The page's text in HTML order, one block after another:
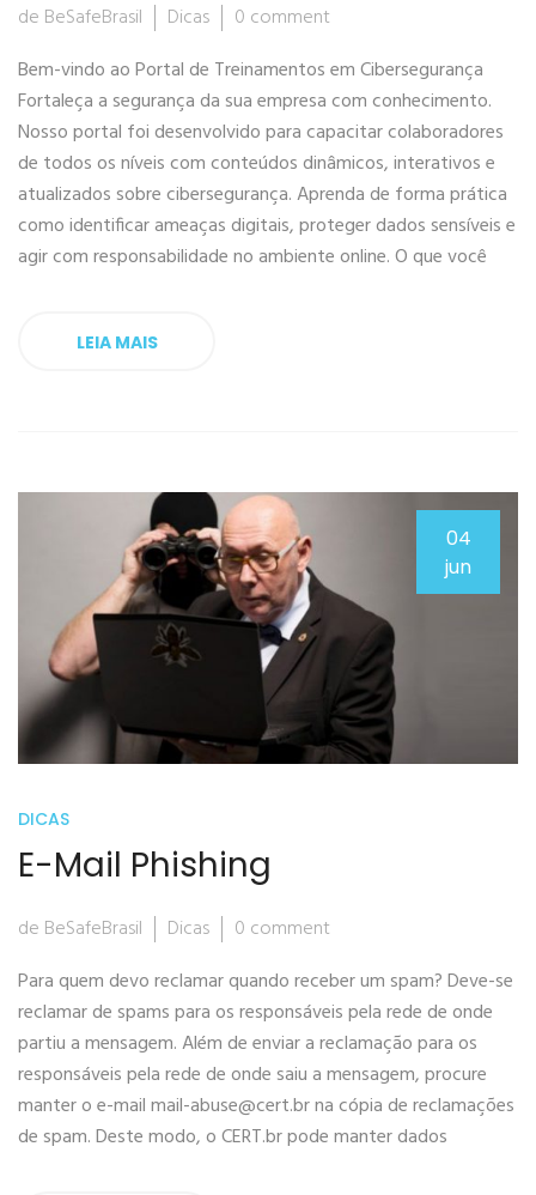
de BeSafeBrasil Dicas
0 comment
Bem-vindo ao Portal de Treinamentos em Cibersegurança
Fortaleça a segurança da sua empresa com conhecimento.
Nosso portal foi desenvolvido para capacitar colaboradores
de todos os níveis com conteúdos dinâmicos, interativos e
atualizados sobre cibersegurança. Aprenda de forma prática
como identificar ameaças digitais, proteger dados sensíveis e
agir com responsabilidade no ambiente online. O que você
LEIA MAIS
04
jun
DICAS
E-Mail Phishing
de BeSafeBrasil Dicas
0 comment
Para quem devo reclamar quando receber um spam? Deve-se
reclamar de spams para os responsáveis pela rede de onde
partiu a mensagem. Além de enviar a reclamação para os
responsáveis pela rede de onde saiu a mensagem, procure
manter o e-mailmail-abuse@cert.brna cópia de reclamações
de spam. Deste modo, o CERT.br pode manter dados